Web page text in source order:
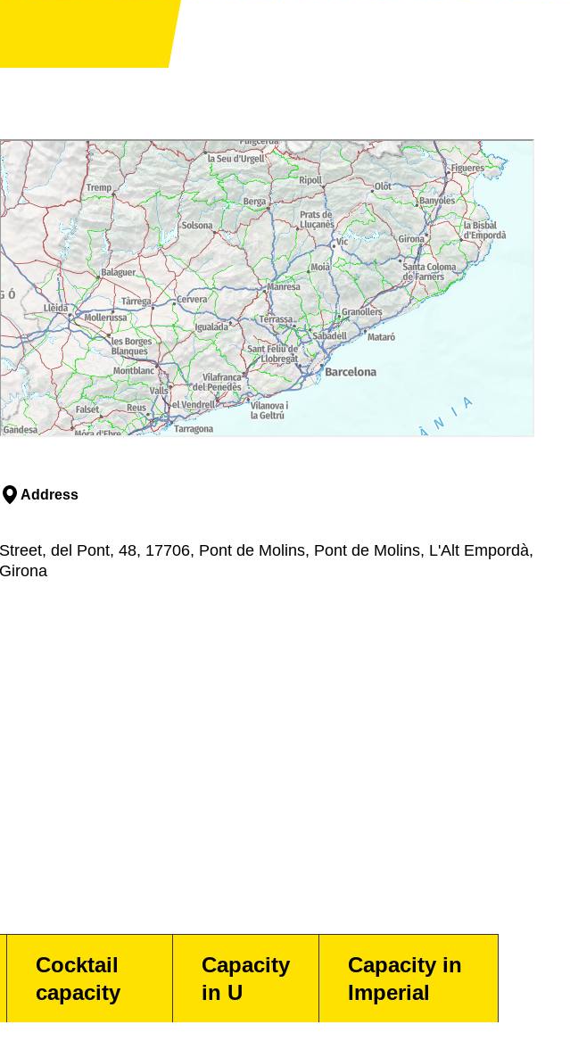
Address
Street, del Pont, 48, 17706, Pont de Molins, Pont de Molins, L'Alt Empordà,
Girona
Cocktail
capacity
Capacity
in U
Capacity in
Imperial